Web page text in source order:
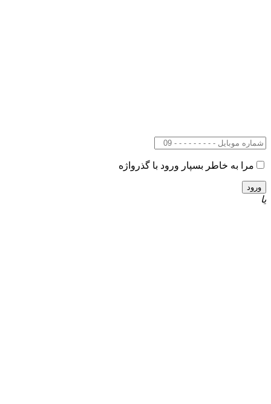
مرا به خاطر بسپار ورود با گذرواژه
یا